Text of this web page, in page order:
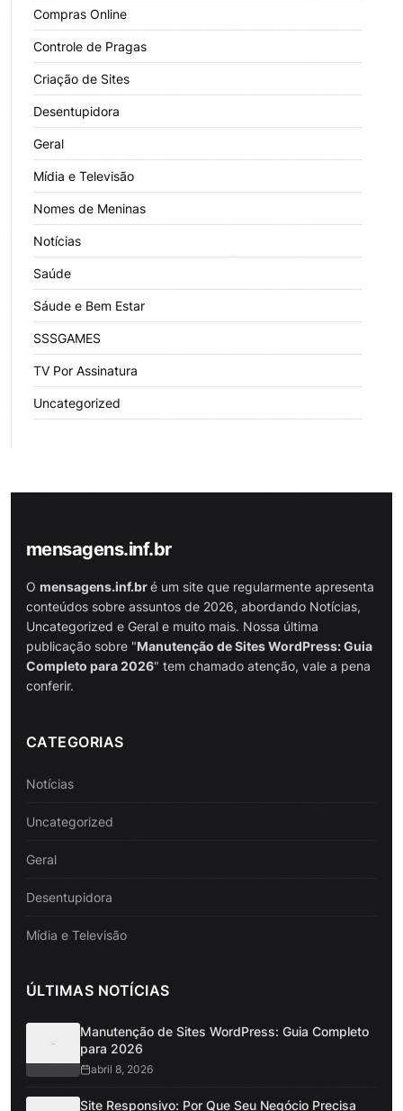
Compras Online
Controle de Pragas
Criação de Sites
Desentupidora
Geral
Mídia e Televisão
Nomes de Meninas
Notícias
Saúde
Sáude e Bem Estar
SSSGAMES
TV Por Assinatura
Uncategorized
mensagens.inf.br
O mensagens.inf.bré um site que regularmente apresenta
conteúdos sobre assuntos de 2026, abordando Notícias,
Uncategorized e Geral e muito mais. Nossa última
publicação sobre "Manutenção de Sites WordPress: Guia
Completo para 2026" tem chamado atenção, vale a pena
conferir.
CATEGORIAS
Notícias
Uncategorized
Geral
Desentupidora
Mídia e Televisão
ÚLTIMAS NOTÍCIAS
Manutenção de Sites WordPress: Guia Completo
para 2026
abril 8, 2026
Site Responsivo: Por Que Seu Negócio Precisa